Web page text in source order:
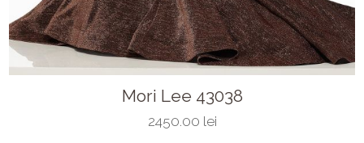
Mori Lee 43038
2450.00 lei